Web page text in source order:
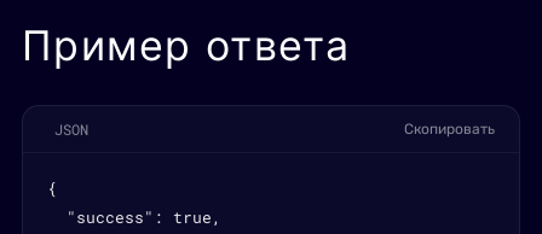
Пример ответа
JSON Скопировать
{
  "success": true,